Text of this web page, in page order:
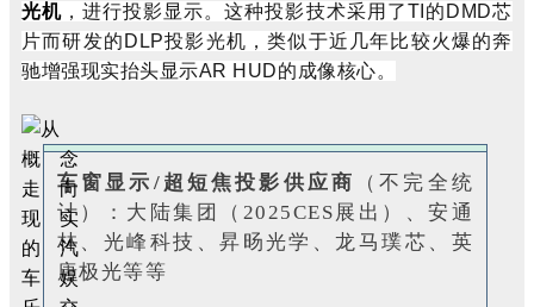
光机 ，进行投影显示。这种投影技术采用了TI的DMD芯
片而研发的DLP投影光机，类似于近几年比较火爆的奔
驰增强现实抬头显示AR HUD的成像核心。
车窗显示/超短焦投影供应商
（不完全统
计）： 大陆集团（2025CES展出）、安通
林、光峰科技、昇旸光学、龙马璞芯、英
唐极光等等